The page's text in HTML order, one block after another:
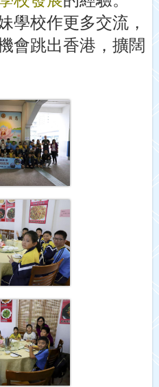
學校作更多交流，
會跳出香港，擴闊